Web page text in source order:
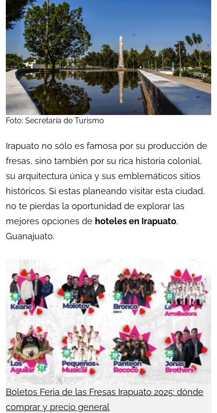
Foto: Secretaría de Turismo
Irapuato no sólo es famosa por su producción de
fresas, sino también por su rica historia colonial,
su arquitectura única y sus emblemáticos sitios
históricos. Si estas planeando visitar esta ciudad,
no te pierdas la oportunidad de explorar las
mejores opciones de hoteles en Irapuato,
Guanajuato.
Boletos Feria de las Fresas Irapuato 2025: dónde
comprar y precio general